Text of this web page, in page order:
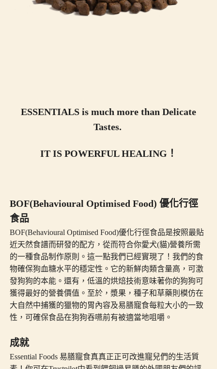
ESSENTIALS is much more than Delicate
Tastes.
IT IS POWERFUL HEALING！
BOF(Behavioural Optimised Food) 優化行徑
食品
BOF(Behavioural Optimised Food)優化行徑食品是按照最貼
近天然食譜而研發的配方，從而符合你愛犬(貓)營養所需
的一種食品制作原則。這一點我們已經實現了！我們的食
物確保狗血糖水平的穩定性。它的新鮮肉類含量高，可激
發狗狗的本能。還有，低溫的烘焙技術意味著你的狗狗可
獲得最好的營養價值。至於，漿果，種子和草藥則模仿在
大自然中捕獲的獵物的胃內容及易膳寵食每粒大小的一致
性，可確保食品在狗狗吞嚥前有被適當地咀嚼。
成就
Essential Foods 易膳寵食真真正正可改進寵兒們的生活質